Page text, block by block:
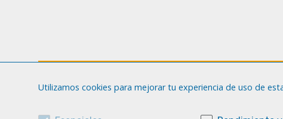
Utilizamos cookies para mejorar tu experiencia de uso de